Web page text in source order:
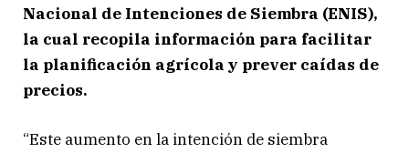
Nacional de Intenciones de Siembra (ENIS),
la cual recopila información para facilitar
la planificación agrícola y prever caídas de
precios.
“Este aumento en la intención de siembra